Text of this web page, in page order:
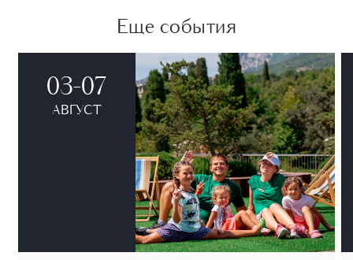
Еще события
03-07
АВГУСТ
Пляж
Морские развлечения
Парусный клуб Яхт-клуб «Мрия»
территории курорта
Экскурсии по Крыму